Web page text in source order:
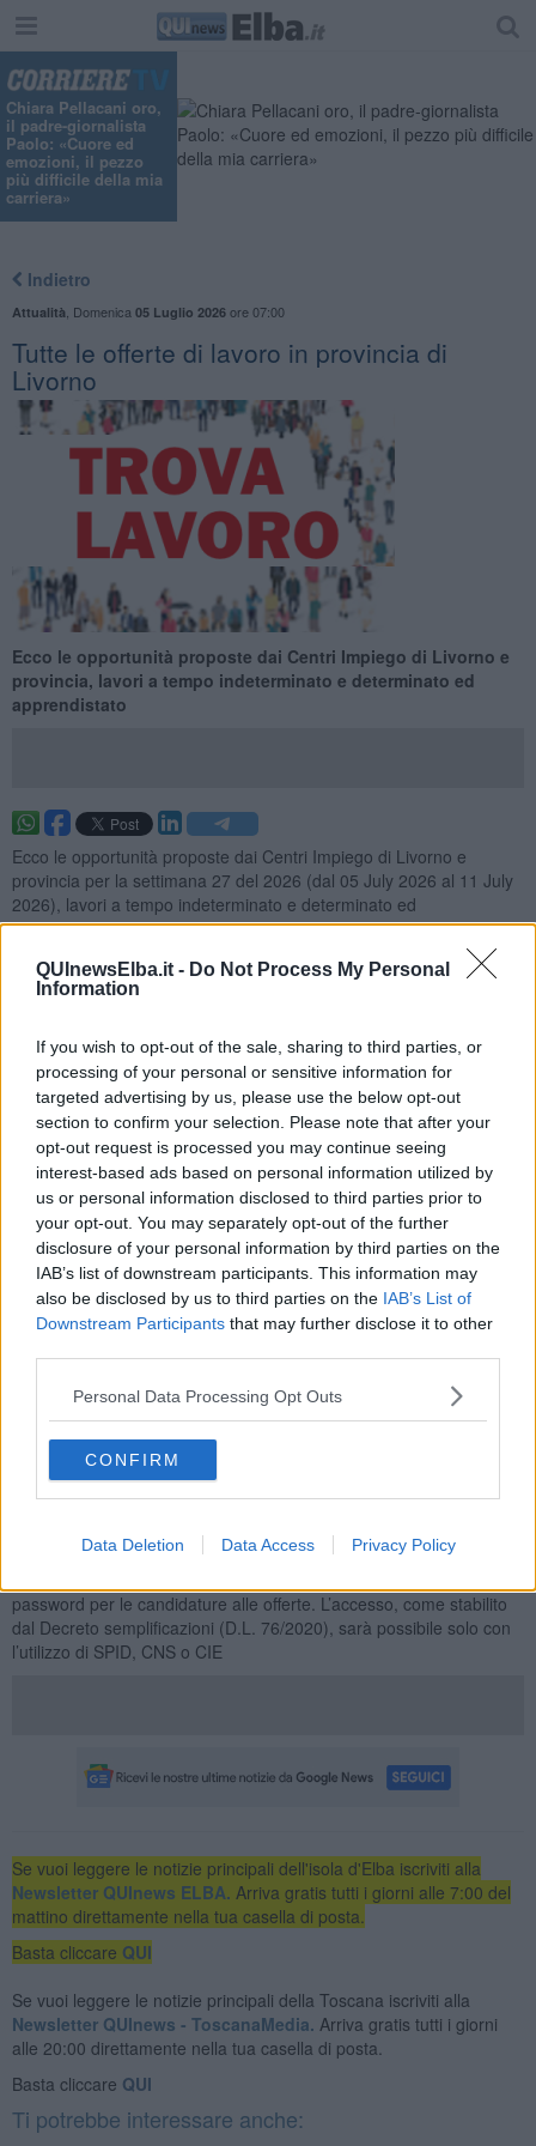
QUInewsElba.it - Do Not Process My Personal
Information
If you wish to opt-out of the sale, sharing to third parties, or
processing of your personal or sensitive information for
targeted advertising by us, please use the below opt-out
section to confirm your selection. Please note that after your
opt-out request is processed you may continue seeing
interest-based ads based on personal information utilized by
us or personal information disclosed to third parties prior to
your opt-out. You may separately opt-out of the further
disclosure of your personal information by third parties on the
IAB’s list of downstream participants. This information may
also be disclosed by us to third parties on the IAB’s List of
Downstream Participants that may further disclose it to other
Personal Data Processing Opt Outs
CONFIRM
Data Deletion Data Access Privacy Policy
Chiara Pellacani oro,
il padre-giornalista
Paolo: «Cuore ed
emozioni, il pezzo
più difficile della mia
carriera»
Indietro
Attualità Domenica 05 Luglio 2026ore 07:00
​Tutte le offerte di lavoro in provincia di
Livorno
Ecco le opportunità proposte dai Centri Impiego di Livorno e
provincia, lavori a tempo indeterminato e determinato ed
apprendistato
Ecco le opportunità proposte dai Centri Impiego di Livorno e
provincia per la settimana 27 del 2026 (dal 05 July 2026 al 11 July
2026), lavori a tempo indeterminato e determinato ed
apprendistato.
Questa settimana:
I lavori più richiesti
Operai Addetti Ai Servizi di Igiene e Pulizia 39
Personale Non Qualificato Delle Attività Industriali e
Professioni Assimilate
10
Educatori Professionali
9
Commessi Delle Vendite al Minuto8
Orario Lavoro
Full Time120
Part Time71
Lavoro a Turni30
Lavoro a Tempo Determinato179
Tirocinio20
Lavoro a Tempo Indeterminato
Ricordiamo che sul sito webToscana Lavoro della Regione
password per le candidature alle offerte. L’accesso, come stabilito
dal Decreto semplificazioni (D.L. 76/2020), sarà possibile solo con
l’utilizzo di SPID, CNS o CIE
Se vuoi leggere le notizie principali dell'isola d'Elba iscriviti alla
Newsletter QUInews ELBA. Arriva gratis tutti i giorni alle 7:00 del
mattino direttamente nella tua casella di posta.
Basta cliccare QUI
Se vuoi leggere le notizie principali della Toscana iscriviti alla
Newsletter QUInews - ToscanaMedia. Arriva gratis tutti i giorni
alle 20:00 direttamente nella tua casella di posta.
Basta cliccare QUI
Ti potrebbe interessare anche: